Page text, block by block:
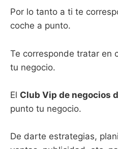
Por lo tanto a ti te
coche a punto.
Te corresponde tratar en
tu negocio.
El Club Vip de negocios
punto tu negocio.
De darte estrategias,